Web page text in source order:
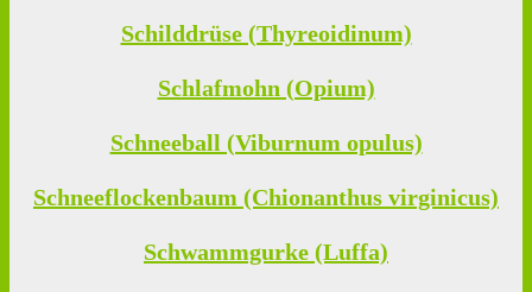
Schilddrüse (Thyreoidinum)
Schlafmohn (Opium)
Schneeball (Viburnum opulus)
Schneeflockenbaum (Chionanthus virginicus)
Schwammgurke (Luffa)